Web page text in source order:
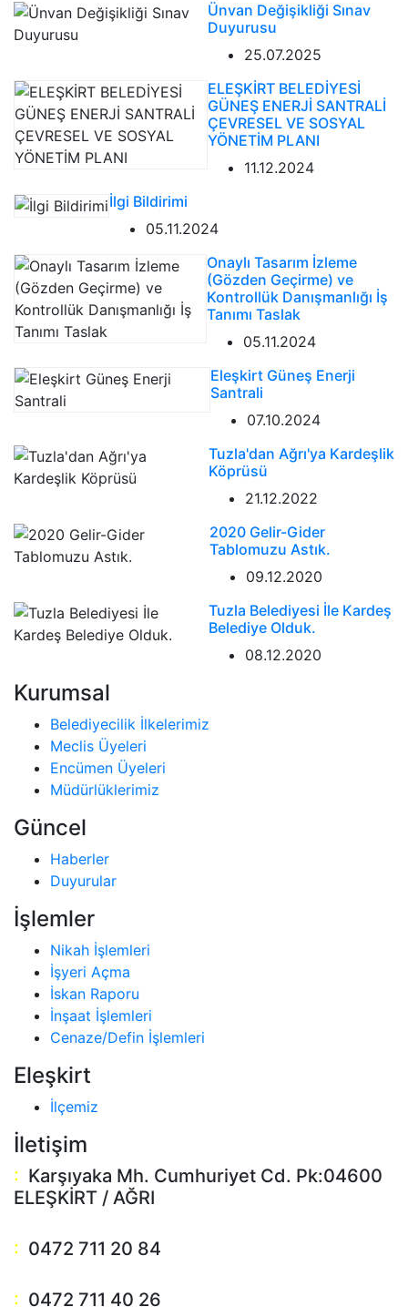
Ünvan Değişikliği Sınav
Duyurusu
25.07.2025
ELEŞKİRT BELEDİYESİ
GÜNEŞ ENERJİ SANTRALİ
ÇEVRESEL VE SOSYAL
YÖNETİM PLANI
11.12.2024
İlgi Bildirimi
05.11.2024
Onaylı Tasarım İzleme
(Gözden Geçirme) ve
Kontrollük Danışmanlığı İş
Tanımı Taslak
05.11.2024
Eleşkirt Güneş Enerji
Santrali
07.10.2024
Tuzla'dan Ağrı'ya Kardeşlik
Köprüsü
21.12.2022
2020 Gelir-Gider
Tablomuzu Astık.
09.12.2020
Tuzla Belediyesi İle Kardeş
Belediye Olduk.
08.12.2020
Kurumsal
Belediyecilik İlkelerimiz
Meclis Üyeleri
Encümen Üyeleri
Müdürlüklerimiz
Güncel
Haberler
Duyurular
İşlemler
Nikah İşlemleri
İşyeri Açma
İskan Raporu
İnşaat İşlemleri
Cenaze/Defin İşlemleri
Eleşkirt
İlçemiz
İletişim
: Karşıyaka Mh. Cumhuriyet Cd. Pk:04600
ELEŞKİRT / AĞRI
: 0472 711 20 84
: 0472 711 40 26